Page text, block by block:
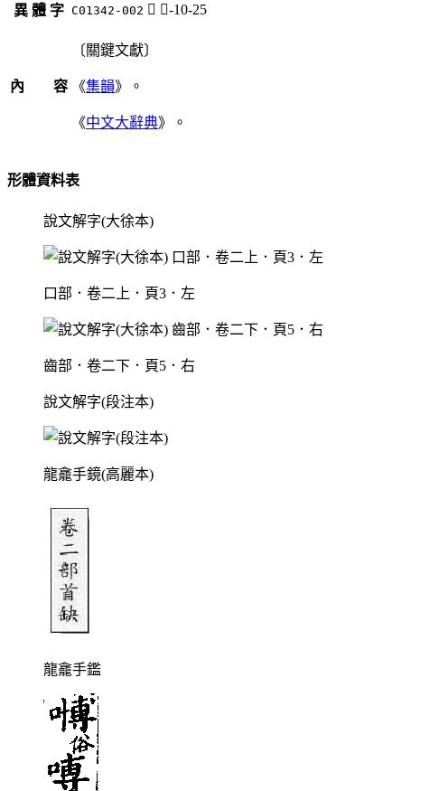
異 體 字 C01342-002 𪙍 齒-10-25
內 容
〔關鍵文獻〕
《集韻》。
《中文大辭典》。
形體資料表
說文解字(大徐本)
口部．卷二上．頁3．左
齒部．卷二下．頁5．右
說文解字(段注本)
龍龕手鏡(高麗本)
龍龕手鑑